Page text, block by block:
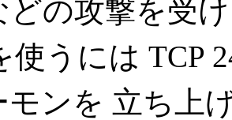
どの攻撃を受
使うには TCP
モンを 立ち上